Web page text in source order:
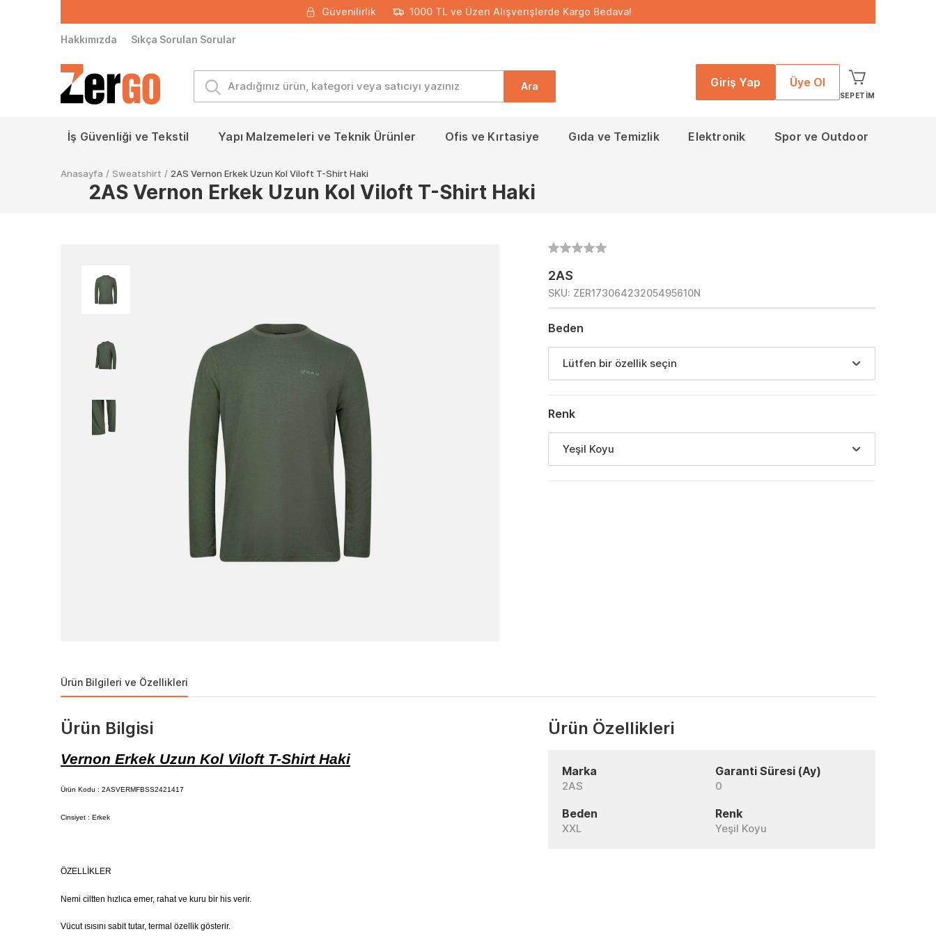
Güvenilirlik 1000 TL ve Üzeri Alışverişlerde Kargo Bedava!
Hakkımızda Sıkça Sorulan Sorular
Ara Giriş Yap Üye Ol
SEPETIM
İş Güvenliği ve Tekstil Yapı Malzemeleri ve Teknik Ürünler Ofis ve Kırtasiye Gıda ve Temizlik Elektronik Spor ve Outdoor
Anasayfa / Sweatshirt / 2AS Vernon Erkek Uzun Kol Viloft T-Shirt Haki
2AS Vernon Erkek Uzun Kol Viloft T-Shirt Haki
2AS
SKU: ZER17306423205495610N
Beden
Lütfen bir özellik seçin
Renk
Yeşil Koyu
Ürün Bilgileri ve Özellikleri
Ürün Bilgisi
Vernon Erkek Uzun Kol Viloft T-Shirt Haki
Ürün Kodu : 2ASVERMFBSS2421417
Cinsiyet : Erkek
ÖZELLİKLER
Nemi ciltten hızlıca emer, rahat ve kuru bir his verir.
Vücut ısısını sabit tutar, termal özellik gösterir.
Ürün Özellikleri
Marka
2AS
Garanti Süresi (Ay)
0
Beden
XXL
Renk
Yeşil Koyu